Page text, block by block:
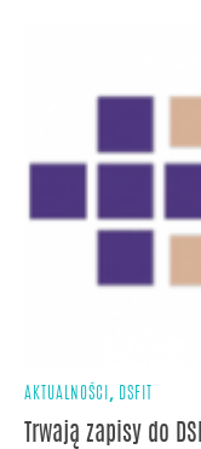
AKTUALNOŚCI , DSFIT
Trwają zapisy do